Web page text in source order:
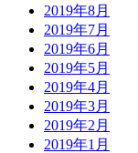
2019年8月
2019年7月
2019年6月
2019年5月
2019年4月
2019年3月
2019年2月
2019年1月